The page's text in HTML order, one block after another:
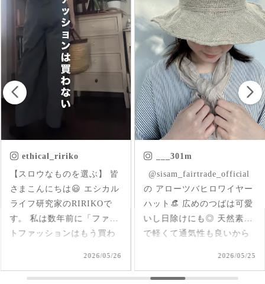
___301m
ㅤㅤㅤ @sisam_fairtrade_official
の アローツバヒロワイヤー
ハット👒 広めのつばは可愛
いし日除けにも◎ 天然素材
で軽くて通気性も良いから
フェアトレード #fairtrade #
2026/05/25
chica.chikako
首元にはいった草花刺繍が
さりげなくアクセントにな
ったインド産のオーガニッ
クコットンのブラウス✨ 軽
くて柔らか♪ 前後を変えて
で可愛いいけど、刺繍面を
2026/05/17